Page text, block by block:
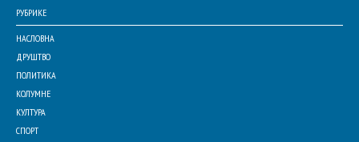
РУБРИКЕ
НАСЛОВНА
ДРУШТВО
ПОЛИТИКА
КОЛУМНЕ
КУЛТУРА
СПОРТ